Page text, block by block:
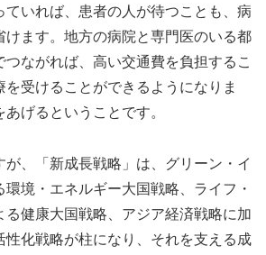
ていれば、患者の人が待つことも、病
けます。地方の病院と専門医のいる都
ながれば、高い交通費を負担するこ
を受けることができるようになりま
げるということです。
が、「新成長戦略」は、グリーン・イ
環境・エネルギー大国戦略、ライフ・
る健康大国戦略、アジア経済戦略に加
性化戦略が柱になり、それを支える成